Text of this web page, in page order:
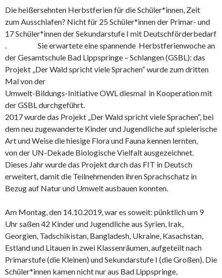
Die heißersehnten Herbstferien für die Schüler*innen, Zeit
zum Ausschlafen? Nicht für 25 Schüler*innen der Primar- und
17 Schüler*innen der Sekundarstufe I mit Deutschförderbedarf
. Sie erwartete eine spannende Herbstferienwoche an
der Gesamtschule Bad Lippspringe – Schlangen (GSBL): das
Projekt „Der Wald spricht viele Sprachen“ wurde zum dritten
Mal von der
Umwelt-Bildungs-Initiative OWL diesmal in Kooperation mit
der GSBL durchgeführt.
2017 wurde das Projekt „Der Wald spricht viele Sprachen“, bei
dem neu zugewanderte Kinder und Jugendliche auf spielerische
Art und Weise die hiesige Flora und Fauna kennen lernten,
von der UN-Dekade Biologische Vielfalt ausgezeichnet.
Dieses Jahr wurde das Projekt durch das FIT in Deutsch
erweitert, damit die Teilnehmenden ihren Sprachschatz in
Bezug auf Natur und Umwelt ausbauen konnten.
Am Montag, den 14.10.2019, war es soweit: pünktlich um 9
Uhr saßen 42 Kinder und Jugendliche aus Syrien, Irak,
Georgien, Tadschikistan, Bangladesh, Ukraine, Kasachstan,
Estland und Litauen in zwei Klassenräumen, aufgeteilt nach
Primarstufe (die Kleinen) und Sekundarstufe I (die Großen). Die
Schüler*innen kamen nicht nur aus Bad Lippspringe,